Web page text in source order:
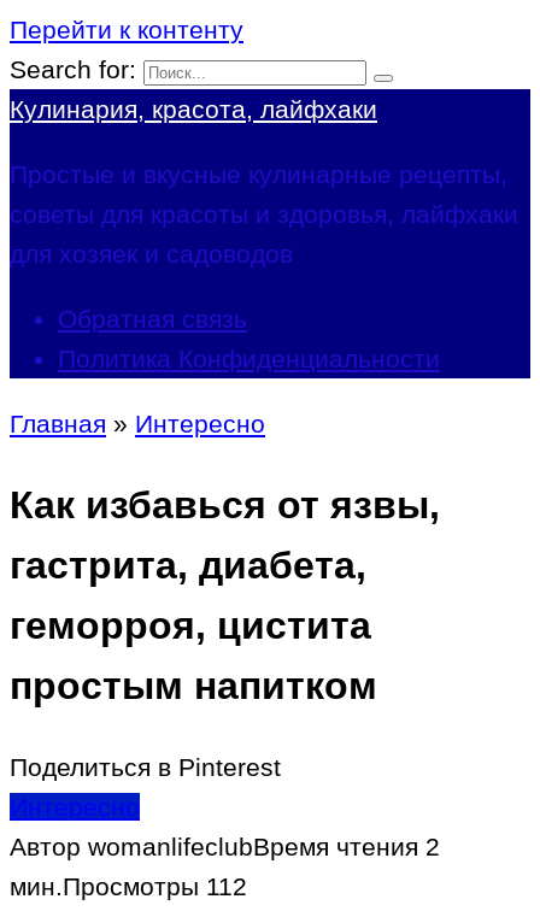
Перейти к контенту
Search for:
Кулинария, красота, лайфхаки
Простые и вкусные кулинарные рецепты,
советы для красоты и здоровья, лайфхаки
для хозяек и садоводов
Обратная связь
Политика Конфиденциальности
Главная » Интересно
Как избавься от язвы,
гастрита, диабета,
геморроя, цистита
простым напитком
Поделиться в Pinterest
Интересно
Автор womanlifeclubВремя чтения 2
мин.Просмотры 112